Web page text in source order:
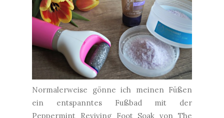
Normalerweise gönne ich meinen Füßen
ein entspanntes Fußbad mit der
Peppermint Reviving Foot Soak von The